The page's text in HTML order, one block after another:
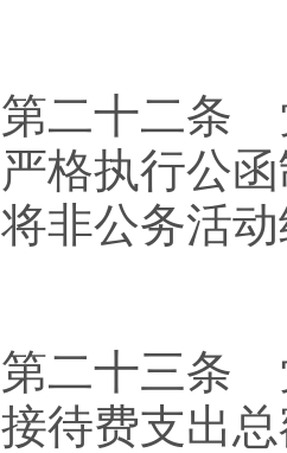
第二十二条
严格执行公
将非公务活
第二十三条
接待费支出